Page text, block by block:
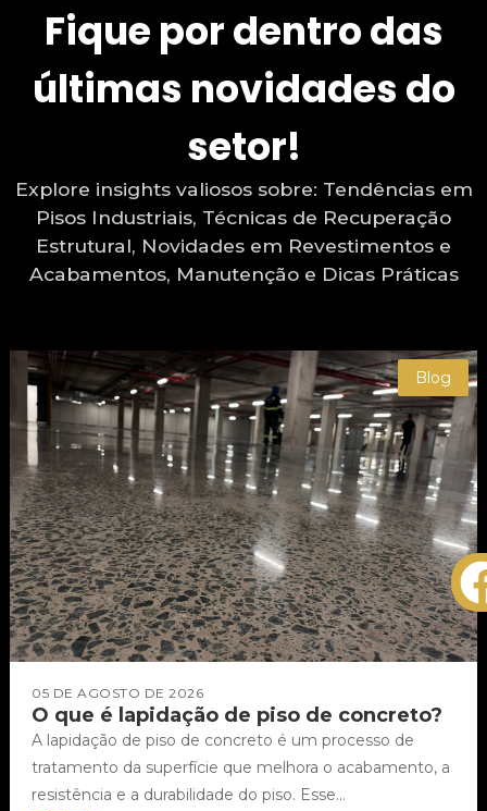
Fique por dentro das
últimas novidades do
setor!
Explore insights valiosos sobre: Tendências em
Pisos Industriais, Técnicas de Recuperação
Estrutural, Novidades em Revestimentos e
Acabamentos, Manutenção e Dicas Práticas
Blog
O que é lapidação de piso de concreto?
05 DE AGOSTO DE 2026
A lapidação de piso de concreto é um processo de
tratamento da superfície que melhora o acabamento, a
resistência e a durabilidade do piso. Esse...